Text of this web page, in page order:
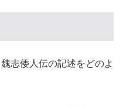
志倭人伝の記述をどのよ